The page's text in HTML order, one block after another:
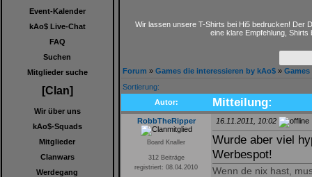
Event-Kalender
kAo$ Live-Chat
FAQ
Suchen
Mitglieder suche
[Clan]
Wir über uns
kAo$-Squads
Mitglieder
Clanwars
Werdegang
Wir lassen unsere T-Shirts bei Hi5 bedrucken! Der
eine klare Empfehlung,
Forum » Games die interessieren by kAo$ »
Sortierung:
Autor:
Mitteilung:
RobbTheRipper
Board Knaller
312 Beiträge
registriert: 08.04.2010
16.11.2011, 10:02
Wurde aber viel
Werbespot!
Wenn de nix hast,